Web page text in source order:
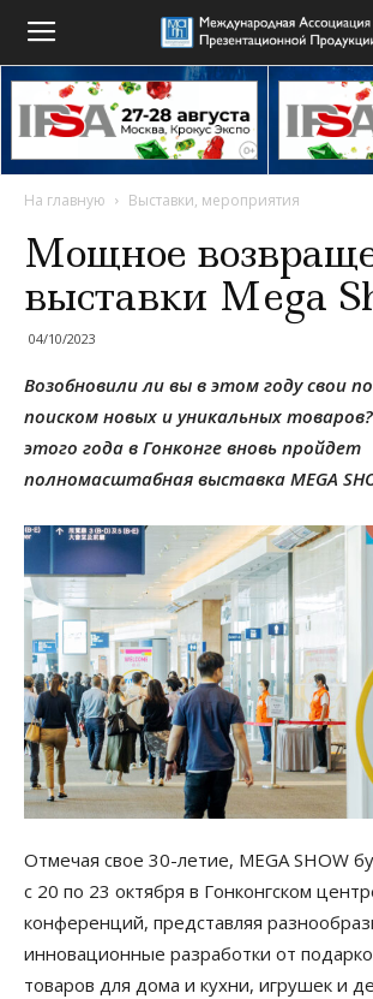
На главную Выставки, мероприятия
Мощное
выставки Mega
04/10/2023
Возобновили ли вы в этом году свои
поиском новых и уникальных
этого года в Гонконге вновь пройдет
полномасштабная выставка MEGA
Отмечая свое 30-летие, MEGA SHOW
с 20 по 23 октября в Гонконгском
конференций, представляя
инновационные разработки от
товаров для дома и кухни, игрушек и